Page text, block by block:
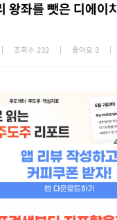
왕좌를 뺏은 디에이
조회수 232 좋아요 3